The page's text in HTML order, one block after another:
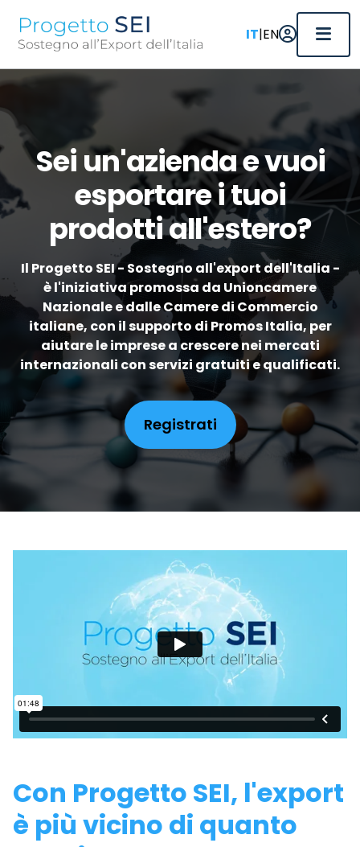
IT|EN
Sei un'azienda e vuoi
esportare i tuoi
prodotti all'estero?
Il Progetto SEI - Sostegno all'export dell'Italia -
è l'iniziativa promossa da Unioncamere
Nazionale e dalle Camere di Commercio
italiane, con il supporto di Promos Italia, per
aiutare le imprese a crescere nei mercati
internazionali con servizi gratuiti e qualificati.
Registrati
Con Progetto SEI, l'export
è più vicino di quanto